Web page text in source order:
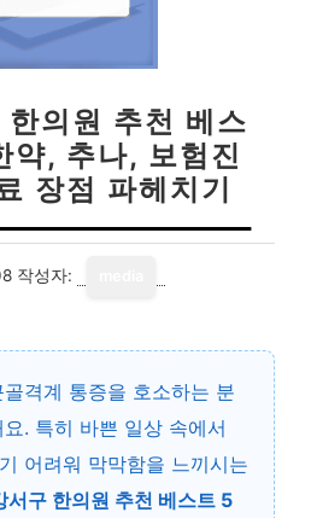
의원 추천 베스
, 추나, 보험진
장점 파헤치기
작성자:
격계 통증을 호소하는 분
. 특히 바쁜 일상 속에서
어려워 막막함을 느끼시는
서구 한의원 추천 베스트 5